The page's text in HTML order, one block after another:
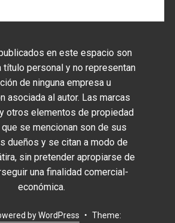
en este espacio son
título personal y no representan
de ninguna empresa u
asociada al autor. Las marcas
otros elementos de propiedad
se mencionan son de sus
dueños y se citan a modo de
sin pretender apropiarse de
una finalidad comercial-
económica.
by WordPress • Theme: